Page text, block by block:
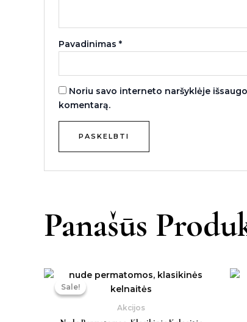
Pavadinimas*
Noriu savo interneto naršyklėje
komentarą.
Panašūs
Sale!
Sale!
Akcijos
Original
was:
Current